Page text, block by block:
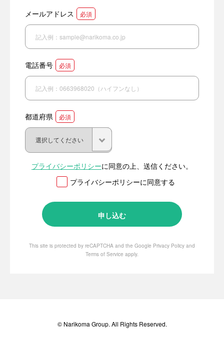
メールアドレス 必須
電話番号 必須
都道府県 必須
プライバシーポリシーに同意の上、送信ください。
プライバシーポリシーに同意する
This site is protected by reCAPTCHA and the Google Privacy Policy and
Terms of Service apply.
© Narikoma Group. All Rights Reserved.